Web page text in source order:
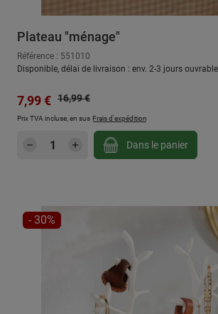
Plateau "ménage"
Référence : 551010
Disponible, délai de livraison : env. 2-3 jours
Prix de vente :
7,99 € Prix régulier :
16,99 €
Prix TVA incluse, en sus Frais d'expédition
Quantité de produit :
Dans le panier
RÉDUCTION
- 30%